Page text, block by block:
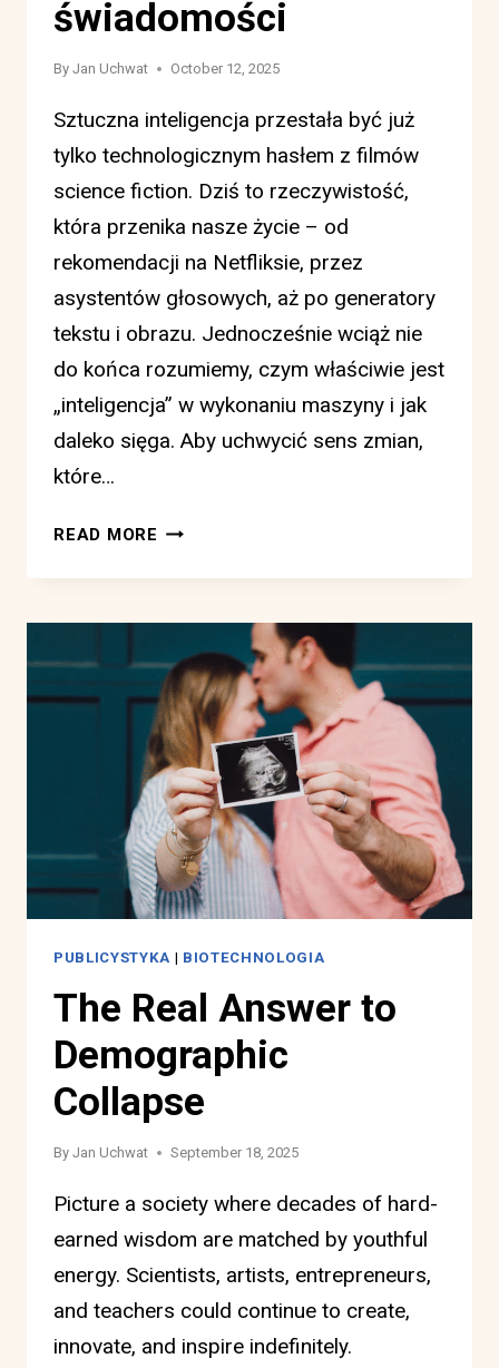
świadomości
By Jan Uchwat October 12, 2025
Sztuczna inteligencja przestała być już
tylko technologicznym hasłem z filmów
science fiction. Dziś to rzeczywistość,
która przenika nasze życie – od
rekomendacji na Netfliksie, przez
asystentów głosowych, aż po generatory
tekstu i obrazu. Jednocześnie wciąż nie
do końca rozumiemy, czym właściwie jest
„inteligencja” w wykonaniu maszyny i jak
daleko sięga. Aby uchwycić sens zmian,
które…
READ MORE 3,5
SZTUCZNEJ
ORAZ
TAJEMNICA
ŚWIADOMOŚCI
PUBLICYSTYKA | BIOTECHNOLOGIA
The Real Answer to
Demographic
Collapse
By Jan Uchwat September 18, 2025
Picture a society where decades of hard-
earned wisdom are matched by youthful
energy. Scientists, artists, entrepreneurs,
and teachers could continue to create,
innovate, and inspire indefinitely.